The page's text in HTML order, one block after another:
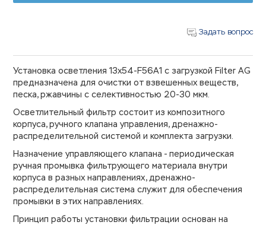
Задать вопрос
Установка осветления 13х54-F56A1 с загрузкой Filter AG
предназначена для очистки от взвешенных веществ,
песка, ржавчины с селективностью 20-30 мкм.
Осветлительный фильтр состоит из композитного
корпуса, ручного клапана управления, дренажно-
распределительной системой и комплекта загрузки.
Назначение управляющего клапана - периодическая
ручная промывка фильтрующего материала внутри
корпуса в разных направлениях, дренажно-
распределительная система служит для обеспечения
промывки в этих направлениях.
Принцип работы установки фильтрации основан на